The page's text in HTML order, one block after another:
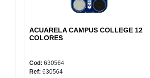
ACUARELA CAMPUS COLLEGE 12
COLORES
Cod: 630564
Ref: 630564